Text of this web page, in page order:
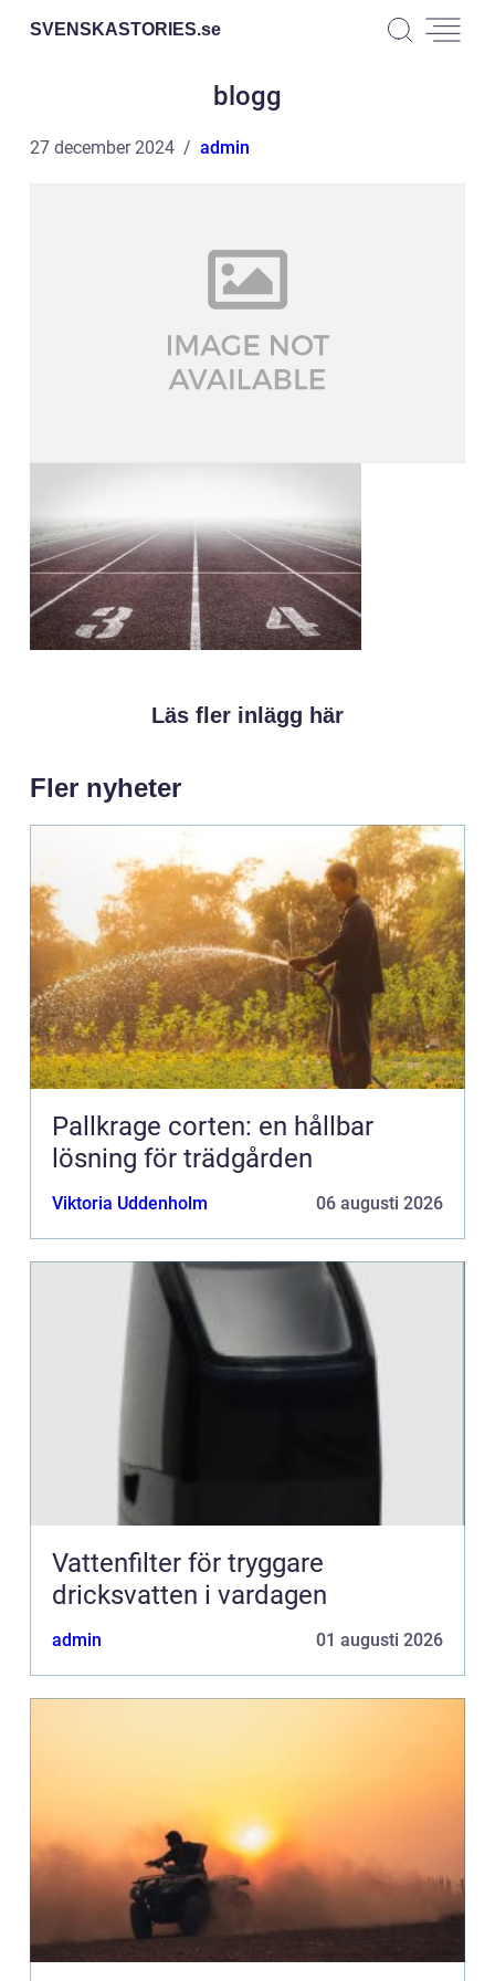
SVENSKASTORIES.se
blogg
27 december 2024 admin
Läs fler inlägg här
Fler nyheter
Pallkrage corten: en hållbar
lösning för trädgården
Viktoria Uddenholm 06 augusti 2026
Vattenfilter för tryggare
dricksvatten i vardagen
admin 01 augusti 2026